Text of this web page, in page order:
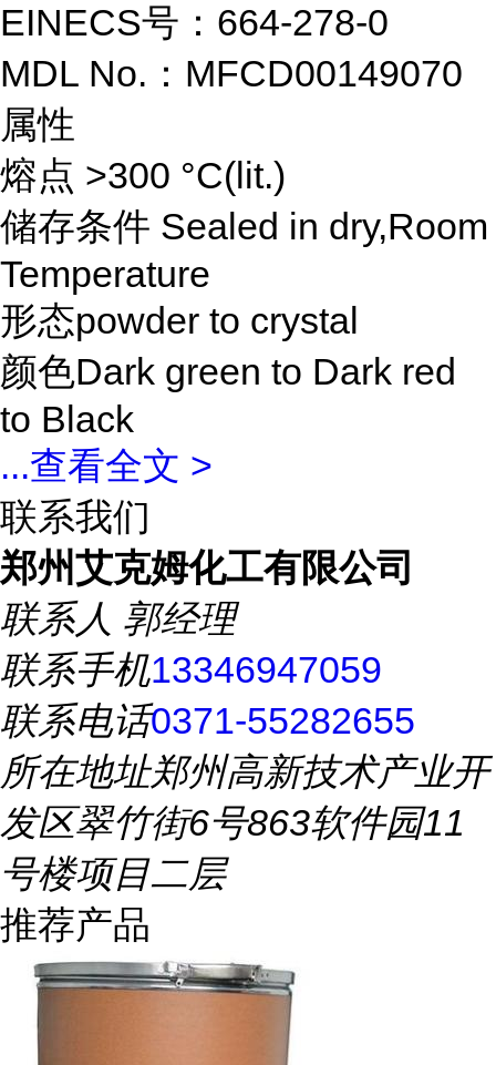
EINECS号：664-278-0
MDL No.：MFCD00149070
属性
熔点 >300 °C(lit.)
储存条件 Sealed in dry,Room
Temperature
形态powder to crystal
颜色Dark green to Dark red
to Black
...查看全文 >
联系我们
郑州艾克姆化工有限公司
联系人 郭经理
联系手机13346947059
联系电话0371-55282655
所在地址郑州高新技术产业开
发区翠竹街6号863软件园11
号楼项目二层
推荐产品